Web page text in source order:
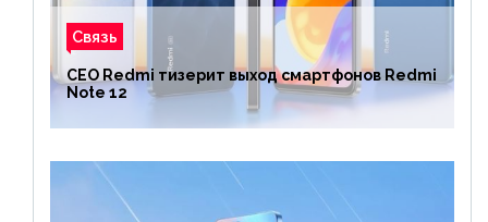
Связь
CEO Redmi тизерит выход смартфонов Redmi
Note 12